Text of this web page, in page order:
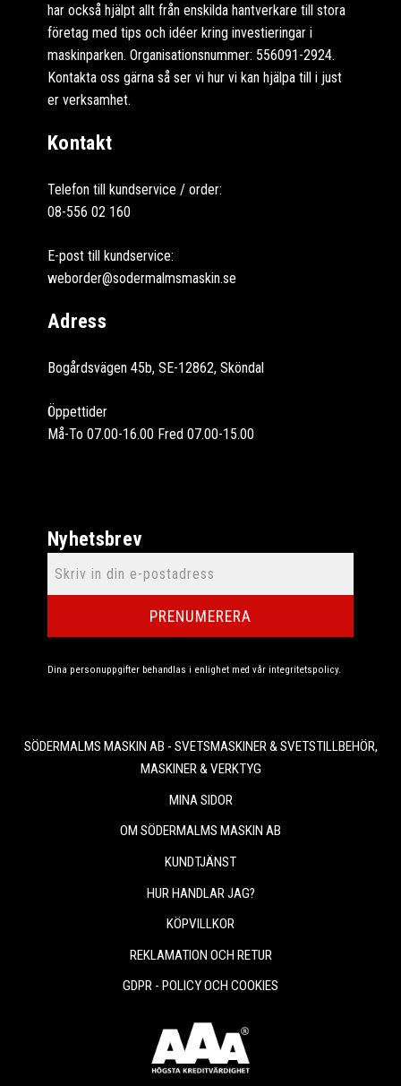
har också hjälpt allt från enskilda hantverkare till stora
företag med tips och idéer kring investieringar i
maskinparken. Organisationsnummer: 556091-2924.
Kontakta oss gärna så ser vi hur vi kan hjälpa till i just
er verksamhet.
Kontakt
Telefon till kundservice / order:
08-556 02 160
E-post till kundservice:
weborder@sodermalmsmaskin.se
Adress
Bogårdsvägen 45b, SE-12862, Sköndal
Öppettider
Må-To 07.00-16.00 Fred 07.00-15.00
Nyhetsbrev
PRENUMERERA
Dina personuppgifter behandlas i enlighet med vår integritetspolicy.
SÖDERMALMS MASKIN AB - SVETSMASKINER & SVETSTILLBEHÖR,
MASKINER & VERKTYG
MINA SIDOR
OM SÖDERMALMS MASKIN AB
KUNDTJÄNST
HUR HANDLAR JAG?
KÖPVILLKOR
REKLAMATION OCH RETUR
GDPR - POLICY OCH COOKIES